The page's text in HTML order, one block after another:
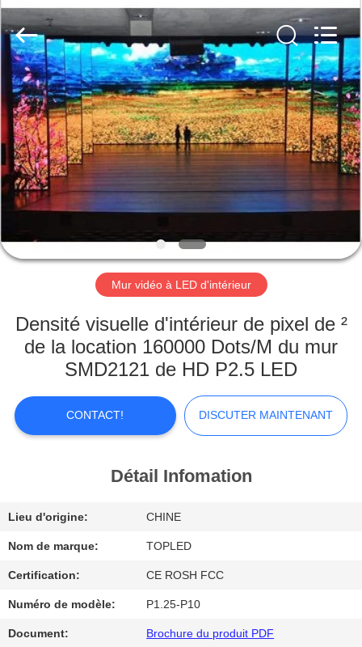
MAISON
PRODUITS
VIDÉOS
VR
SHOW
AU
SUJET
NOUS
VISITE
CONTRÔLE
DE
QUALITÉ
CONTACTEZ-
Road
Management
Services
Co.,LTD.
Rights
Reserved.
Developed
ECER
Mur vidéo à LED d'intérieur
Densité visuelle d'intérieur de pixel de ²
de la location 160000 Dots/M du mur
SMD2121 de HD P2.5 LED
CONTACT! DISCUTER MAINTENANT
Détail Infomation
Lieu d'origine: CHINE
Nom de marque: TOPLED
Certification: CE ROSH FCC
Numéro de modèle: P1.25-P10
Document: Brochure du produit PDF